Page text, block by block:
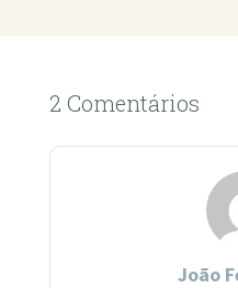
2 Comentários
João